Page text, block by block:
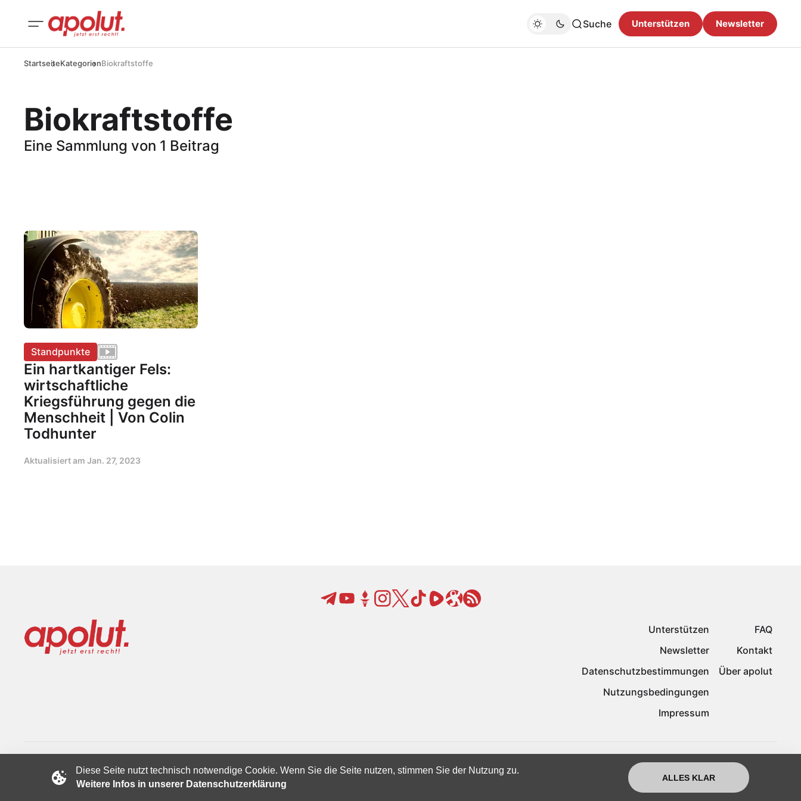
Suche Unterstützen Newsletter
StartseiteKategorienBiokraftstoffe
Biokraftstoffe
Eine Sammlung von 1 Beitrag
Standpunkte
Ein hartkantiger Fels:
wirtschaftliche
Kriegsführung gegen die
Menschheit | Von Colin
Todhunter
Aktualisiert am Jan. 27, 2023
Unterstützen
Newsletter
Datenschutzbestimmungen
Nutzungsbedingungen
Impressum
FAQ
Kontakt
Über apolut
Copyright © 2024 apolut | Jetzt erst recht!. Published apolut Creatives Ltd.
Diese Seite nutzt technisch notwendige Cookie. Wenn Sie die Seite nutzen, stimmen Sie der Nutzung zu.
Weitere Infos in unserer Datenschutzerklärung
ALLES KLAR